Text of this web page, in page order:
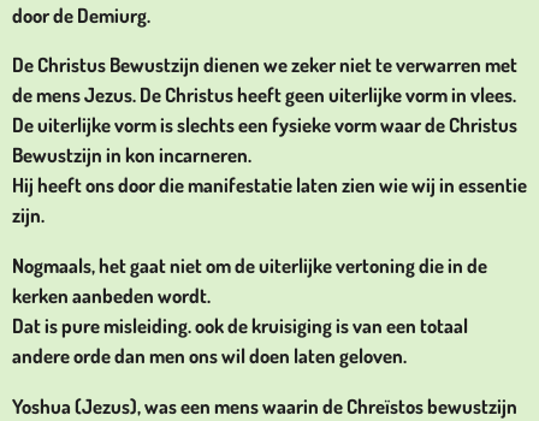
door de Demiurg.
De Christus Bewustzijn dienen we zeker niet te verwarren met
de mens Jezus. De Christus heeft geen uiterlijke vorm in vlees.
De uiterlijke vorm is slechts een fysieke vorm waar de Christus
Bewustzijn in kon incarneren.
Hij heeft ons door die manifestatie laten zien wie wij in essentie
zijn.
Nogmaals, het gaat niet om de uiterlijke vertoning die in de
kerken aanbeden wordt.
Dat is pure misleiding. ook de kruisiging is van een totaal
andere orde dan men ons wil doen laten geloven.
Yoshua (Jezus), was een mens waarin de Chreïstos bewustzijn